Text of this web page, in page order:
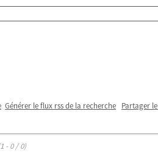
Générer le flux rss de la recherche Partager
- 0 / 0)